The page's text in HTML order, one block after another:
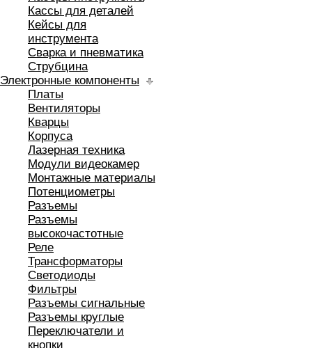
Кассы для деталей
Кейсы для
инструмента
Сварка и пневматика
Струбцина
Электронные компоненты
Платы
Вентиляторы
Кварцы
Корпуса
Лазерная техника
Модули видеокамер
Монтажные материалы
Потенциометры
Разъемы
Разъемы
высокочастотные
Реле
Трансформаторы
Светодиоды
Фильтры
Разъемы сигнальные
Разъемы круглые
Переключатели и
кнопки